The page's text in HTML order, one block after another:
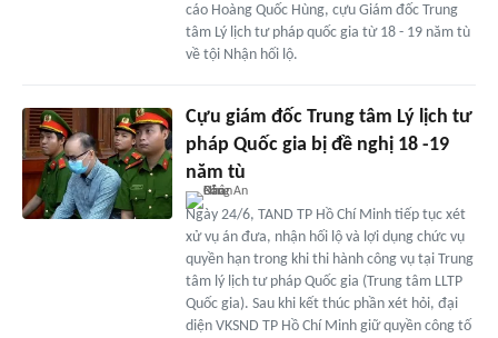
cáo Hoàng Quốc Hùng, cựu Giám đốc Trung
tâm Lý lịch tư pháp quốc gia từ 18 - 19 năm tù
về tội Nhận hối lộ.
Cựu giám đốc Trung tâm Lý lịch tư
pháp Quốc gia bị đề nghị 18 -19
năm tù
Ngày 24/6, TAND TP Hồ Chí Minh tiếp tục xét
xử vụ án đưa, nhận hối lộ và lợi dụng chức vụ
quyền hạn trong khi thi hành công vụ tại Trung
tâm lý lịch tư pháp Quốc gia (Trung tâm LLTP
Quốc gia). Sau khi kết thúc phần xét hỏi, đại
diện VKSND TP Hồ Chí Minh giữ quyền công tố